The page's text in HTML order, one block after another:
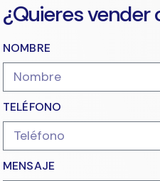
¿Quieres vender
NOMBRE
TELÉFONO
MENSAJE